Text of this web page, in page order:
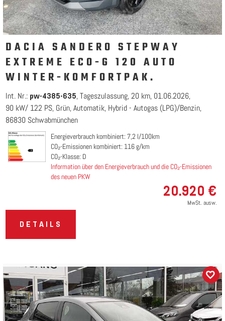
DACIA SANDERO STEPWAY
EXTREME ECO-G 120 AUTO
WINTER-KOMFORTPAK.
Int. Nr.: pw-4385-635 Tageszulassung 20 km 01.06.2026
90 kW/ 122 PS Grün Automatik Hybrid - Autogas (LPG)/Benzin
86830 Schwabmünchen
Energieverbrauch kombiniert: 7,2 l/100km
CO₂-Emissionen kombiniert: 116 g/km
CO₂-Klasse: D
Information über den Energieverbrauch und die CO₂-Emissionen
des neuen PKW
20.920 €
MwSt. ausw.
DETAILS